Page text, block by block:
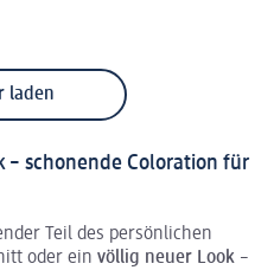
laden
– schonende Coloration für
Teil des persönlichen
oder ein völlig neuer Look –